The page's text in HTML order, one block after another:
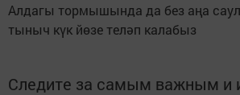
Алдагы тормышында да без аңа
тыныч күк йөзе теләп калабыз
Следите за самым важным и